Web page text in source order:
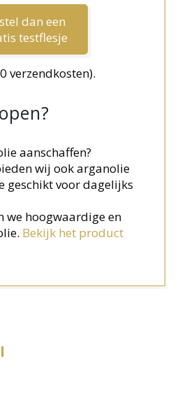
dan een
testflesje
verzendkosten).
aanschaffen?
wij ook arganolie
geschikt voor dagelijks
we hoogwaardige en
Bekijk het product